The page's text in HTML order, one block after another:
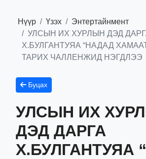
Нүүр Үзэх
Энтертайнмент
УЛСЫН ИХ ХУРЛЫН ДЭД
Х.БУЛГАНТУЯА “НАДАД
ТАРИХ ЧАЛЛЕНЖИД НЭГДЛЭЭ
Буцах
УЛСЫН ИХ
ДЭД ДАРГА
Х.БУЛГАНТУЯА